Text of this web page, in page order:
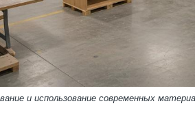
и использование современных